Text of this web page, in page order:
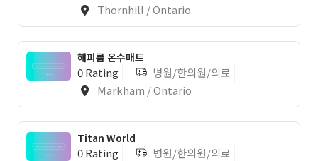
Thornhill / Ontario
해피룸 온수매트
0 Rating
병원/한의원/의료
Markham / Ontario
Titan World
0 Rating
병원/한의원/의료